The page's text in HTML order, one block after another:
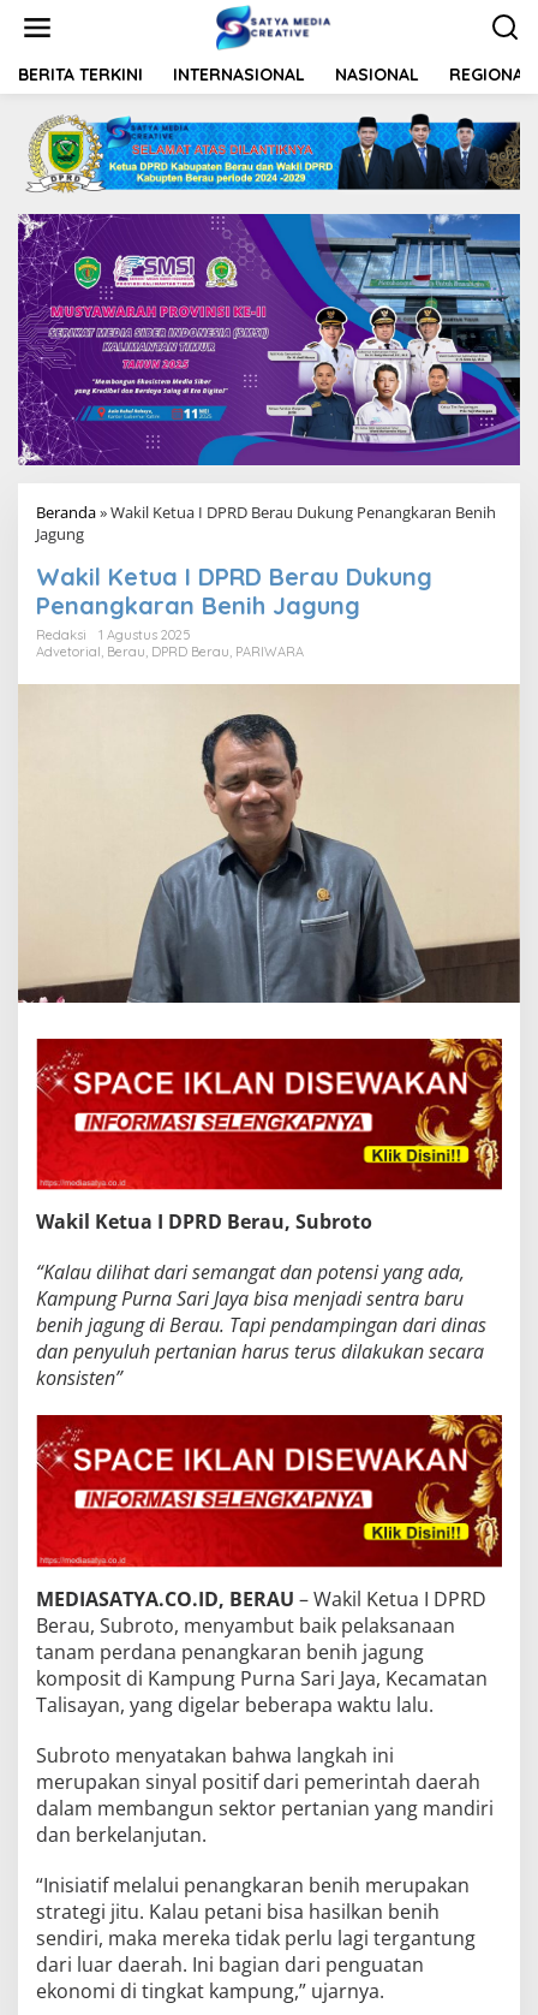
t
BERITA TERKINI INTERNASIONAL NASIONAL REGIONAL
Beranda»Wakil Ketua I DPRD Berau Dukung Penangkaran Benih
Jagung
Wakil Ketua I DPRD Berau Dukung
Penangkaran Benih Jagung
Redaksi
1 Agustus 2025
Advetorial Berau DPRD Berau PARIWARA
Wakil Ketua I DPRD Berau, Subroto
“Kalau dilihat dari semangat dan potensi yang ada,
Kampung Purna Sari Jaya bisa menjadi sentra baru
benih jagung di Berau. Tapi pendampingan dari dinas
dan penyuluh pertanian harus terus dilakukan secara
konsisten”
MEDIASATYA.CO.ID, BERAU – Wakil Ketua I DPRD
Berau, Subroto, menyambut baik pelaksanaan
tanam perdana penangkaran benih jagung
komposit di Kampung Purna Sari Jaya, Kecamatan
Talisayan, yang digelar beberapa waktu lalu.
Subroto menyatakan bahwa langkah ini
merupakan sinyal positif dari pemerintah daerah
dalam membangun sektor pertanian yang mandiri
dan berkelanjutan.
“Inisiatif melalui penangkaran benih merupakan
strategi jitu. Kalau petani bisa hasilkan benih
sendiri, maka mereka tidak perlu lagi tergantung
dari luar daerah. Ini bagian dari penguatan
ekonomi di tingkat kampung,” ujarnya.